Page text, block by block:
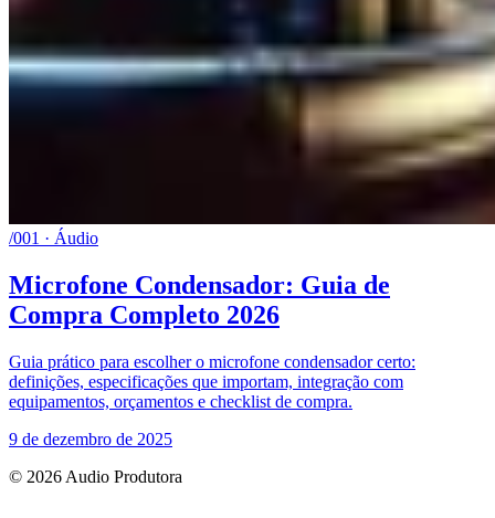
/001 · Áudio
Microfone Condensador: Guia de
Compra Completo 2026
Guia prático para escolher o microfone condensador certo:
definições, especificações que importam, integração com
equipamentos, orçamentos e checklist de compra.
9 de dezembro de 2025
© 2026 Audio Produtora